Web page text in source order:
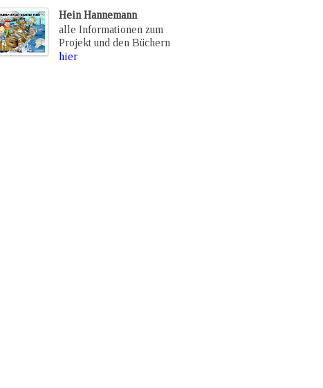
Hein Hannemann
alle Informationen zum
Projekt und den Büchern
hier